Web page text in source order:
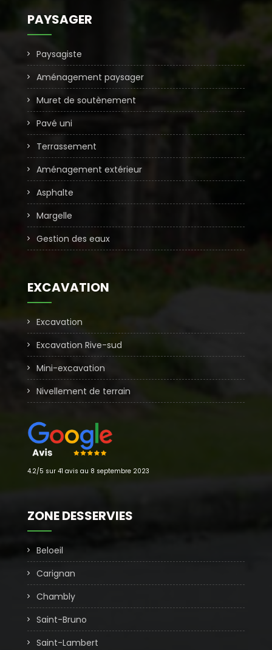
PAYSAGER
Paysagiste
Aménagement paysager
Muret de soutènement
Pavé uni
Terrassement
Aménagement extérieur
Asphalte
Margelle
Gestion des eaux
EXCAVATION
Excavation
Excavation Rive-sud
Mini-excavation
Nivellement de terrain
4.2/5 sur 41 avis au 8 septembre 2023
ZONE DESSERVIES
Beloeil
Carignan
Chambly
Saint-Bruno
Saint-Lambert